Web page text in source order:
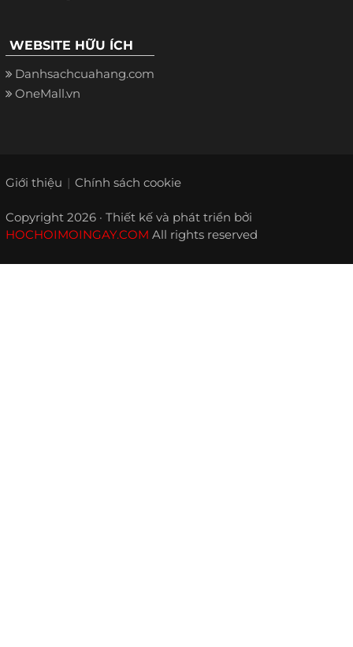
WEBSITE HỮU ÍCH
Danhsachcuahang.com
OneMall.vn
Giới thiệu Chính sách cookie
Copyright 2026 · Thiết kế và phát triển bởi
HOCHOIMOINGAY.COM All rights reserved